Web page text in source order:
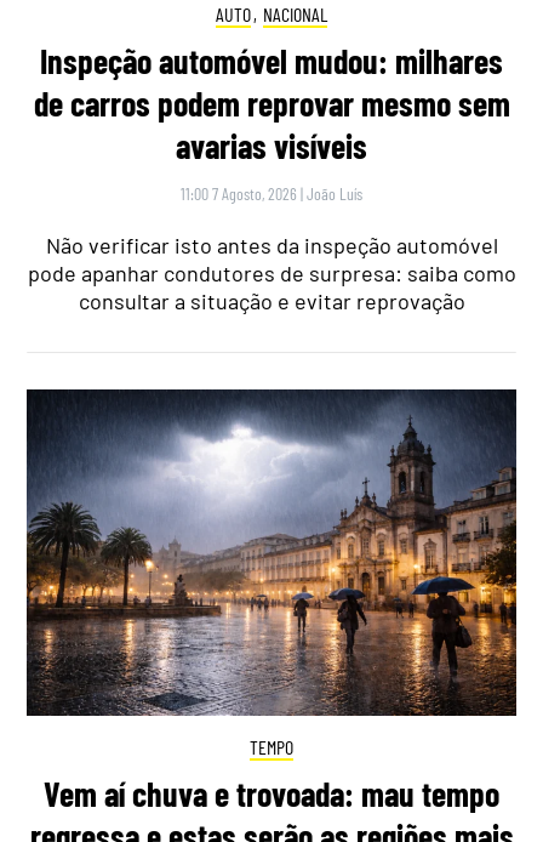
AUTO, NACIONAL
Inspeção automóvel mudou: milhares
de carros podem reprovar mesmo sem
avarias visíveis
11:00 7 Agosto, 2026 |João Luís
Não verificar isto antes da inspeção automóvel
pode apanhar condutores de surpresa: saiba como
consultar a situação e evitar reprovação
TEMPO
Vem aí chuva e trovoada: mau tempo